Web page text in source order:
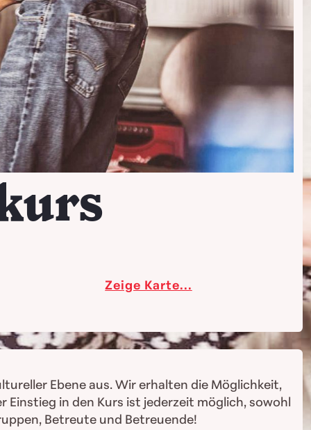
Zeige Karte...
Ebene aus. Wir erhalten die Möglichkeit,
Einstieg in den Kurs ist jederzeit möglich, sowohl
Betreute und Betreuende!